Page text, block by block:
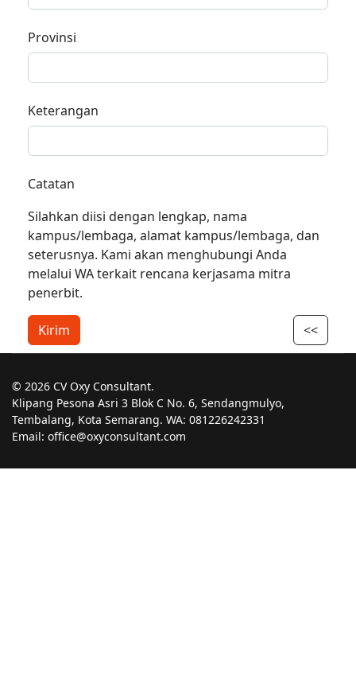
Provinsi
Keterangan
Catatan
Silahkan diisi dengan lengkap, nama
kampus/lembaga, alamat kampus/lembaga, dan
seterusnya. Kami akan menghubungi Anda
melalui WA terkait rencana kerjasama mitra
penerbit.
Kirim <<
© 2026 CV Oxy Consultant.
Klipang Pesona Asri 3 Blok C No. 6, Sendangmulyo,
Tembalang, Kota Semarang. WA: 081226242331
Email: office@oxyconsultant.com